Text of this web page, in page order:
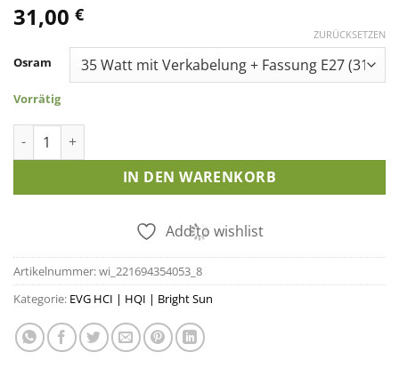
31,00 €
Osram
ZURÜCKSETZEN
Vorrätig
Osram PTi EVG 35 | 70 Watt Set Vorschaltgerät
IN DEN WARENKORB
Add to wishlist
Artikelnummer:wi_221694354053_8
Kategorie: EVG HCI | HQI | Bright Sun